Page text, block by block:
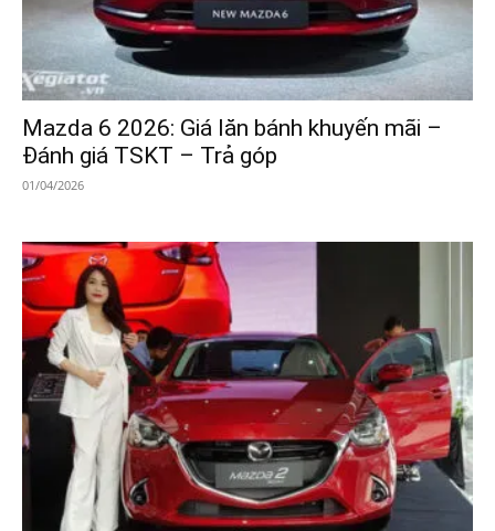
Mazda 6 2026: Giá lăn bánh khuyến mãi –
Đánh giá TSKT – Trả góp
01/04/2026